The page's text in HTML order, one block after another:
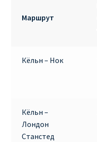
Маршрут
Кёльн – Нок
Кёльн –
Лондон
Станстед